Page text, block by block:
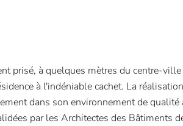
prisé, à quelques mètres du centre-ville
à l'indéniable cachet. La
dans son environnement de qualité
par les Architectes des Bâtiments